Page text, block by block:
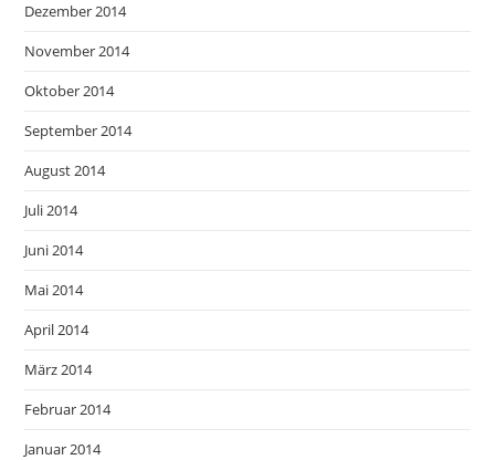
Dezember 2014
November 2014
Oktober 2014
September 2014
August 2014
Juli 2014
Juni 2014
Mai 2014
April 2014
März 2014
Februar 2014
Januar 2014